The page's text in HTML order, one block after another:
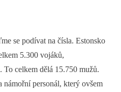
se podívat na čísla. Estonsko
5.300 vojáků,
celkem dělá 15.750 mužů.
námořní personál, který ovšem